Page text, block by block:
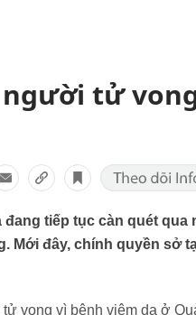
tử
đang tiếp tục càn quét
Mới đây, chính quyền sở
vong vì bệnh viêm da ở